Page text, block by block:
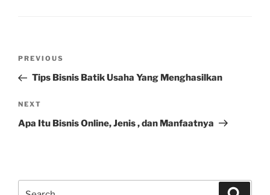
Previous
Post
PREVIOUS
Tips Bisnis Batik Usaha Yang Menghasilkan
Next
Post
NEXT
Apa Itu Bisnis Online, Jenis , dan Manfaatnya